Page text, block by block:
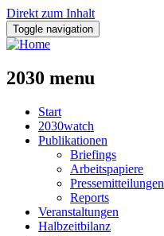
Direkt zum Inhalt
Toggle navigation
2030 menu
Start
2030watch
Publikationen
Briefings
Arbeitspapiere
Pressemitteilungen
Reports
Veranstaltungen
Halbzeitbilanz